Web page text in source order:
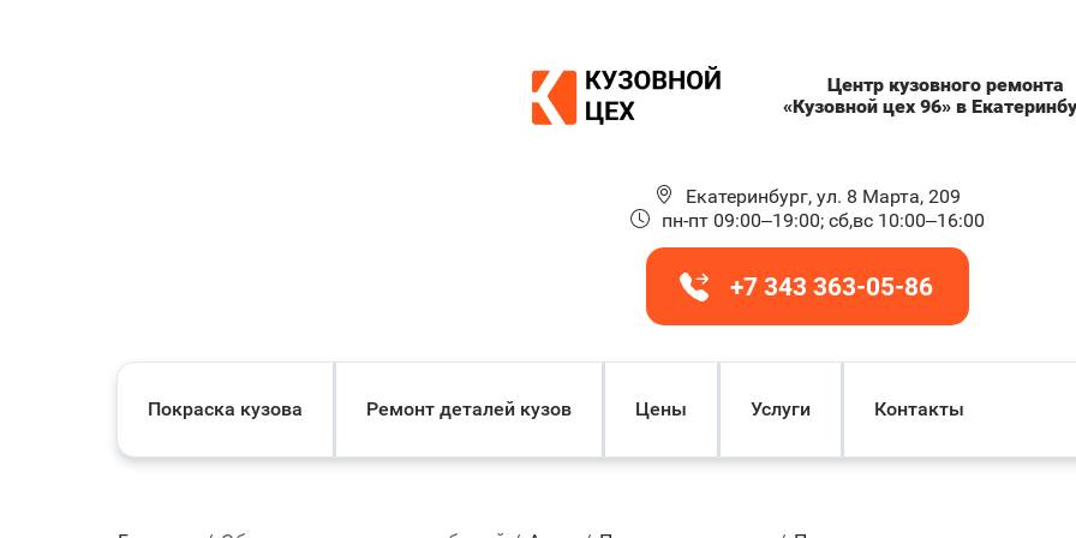
Центр кузовного ремонта
«Кузовной цех 96» в
Екатеринбург, ул. 8 Марта, 209
пн-пт 09:00–19:00; сб,вс 10:00–16:00
+7 343 363-05-86
Покраска кузова Ремонт деталей кузов Цены Услуги Контакты